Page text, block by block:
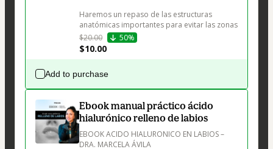
Haremos un repaso de las estructuras
anatómicas importantes para evitar las zonas
$20.00
50%
$10.00
Add to purchase
Ebook manual práctico ácido
hialurónico relleno de labios
EBOOK ACIDO HIALURONICO EN LABIOS –
DRA. MARCELA ÁVILA